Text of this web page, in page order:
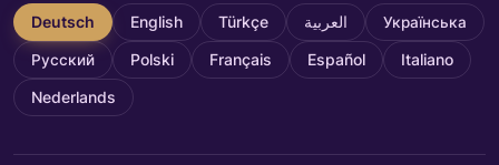
Deutsch English Türkçe العربية Українська
Русский Polski Français Español Italiano
Nederlands